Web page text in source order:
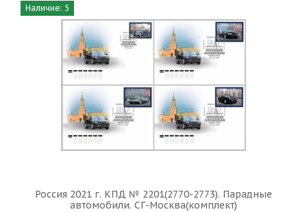
Наличие: 5
Россия 2021 г. КПД № 2201(2770-2773). Парадные
автомобили. СГ-Москва(комплект)